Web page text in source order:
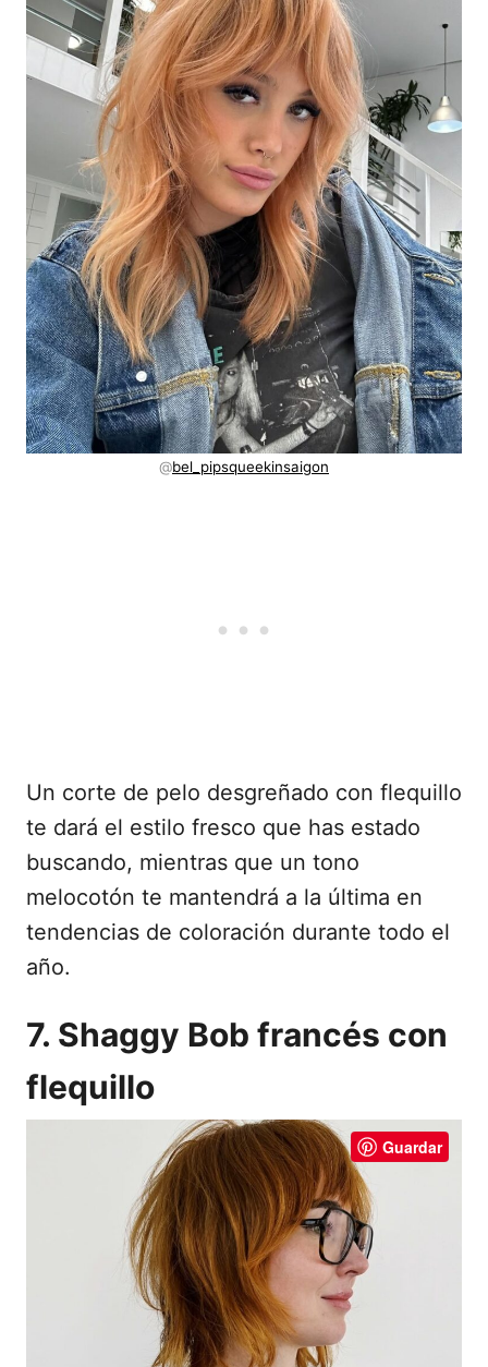
@bel_pipsqueekinsaigon
Un corte de pelo desgreñado con flequillo
te dará el estilo fresco que has estado
buscando, mientras que un tono
melocotón te mantendrá a la última en
tendencias de coloración durante todo el
año.
7. Shaggy Bob francés con
flequillo
Guardar